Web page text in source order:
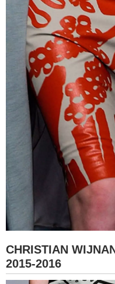
CHRISTIAN
2015-2016